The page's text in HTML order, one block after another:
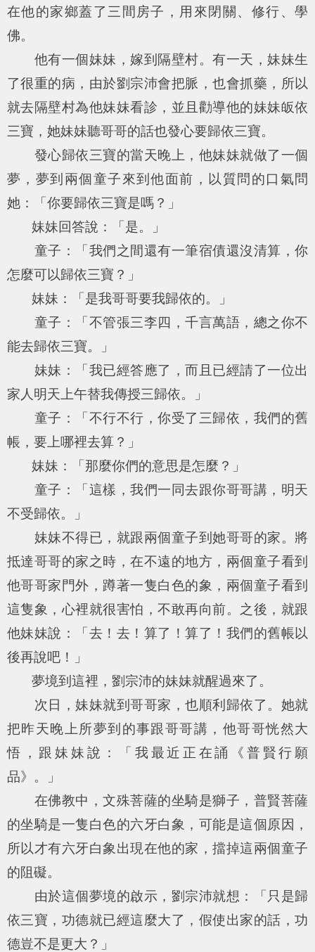
在他的家鄉蓋了三間房子，用來閉關、修行、學
佛。
他有一個妹妹，嫁到隔壁村。有一天，妹妹生
了很重的病，由於劉宗沛會把脈，也會抓藥，所以
就去隔壁村為他妹妹看診，並且勸導他的妹妹皈依
三寶，她妹妹聽哥哥的話也發心要歸依三寶。
發心歸依三寶的當天晚上，他妹妹就做了一個
夢，夢到兩個童子來到他面前，以質問的口氣問
她：「你要歸依三寶是嗎？」
妹妹回答說：「是。」
童子：「我們之間還有一筆宿債還沒清算，你
怎麼可以歸依三寶？」
妹妹：「是我哥哥要我歸依的。」
童子：「不管張三李四，千言萬語，總之你不
能去歸依三寶。」
妹妹：「我已經答應了，而且已經請了一位出
家人明天上午替我傳授三歸依。」
童子：「不行不行，你受了三歸依，我們的舊
帳，要上哪裡去算？」
妹妹：「那麼你們的意思是怎麼？」
童子：「這樣，我們一同去跟你哥哥講，明天
不受歸依。」
妹妹不得已，就跟兩個童子到她哥哥的家。將
抵達哥哥的家之時，在不遠的地方，兩個童子看到
他哥哥家門外，蹲著一隻白色的象，兩個童子看到
這隻象，心裡就很害怕，不敢再向前。之後，就跟
他妹妹說：「去！去！算了！算了！我們的舊帳以
後再說吧！」
夢境到這裡，劉宗沛的妹妹就醒過來了。
次日，妹妹就到哥哥家，也順利歸依了。她就
把昨天晚上所夢到的事跟哥哥講，他哥哥恍然大
悟，跟妹妹說：「我最近正在誦《普賢行願
品》。」
在佛教中，文殊菩薩的坐騎是獅子，普賢菩薩
的坐騎是一隻白色的六牙白象，可能是這個原因，
所以才有六牙白象出現在他的家，擋掉這兩個童子
的阻礙。
由於這個夢境的啟示，劉宗沛就想：「只是歸
依三寶，功德就已經這麼大了，假使出家的話，功
德豈不是更大？」